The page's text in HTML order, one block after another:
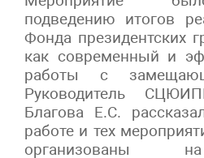
подведению итогов
Фонда президентских
как современный и
работы с
Руководитель
Благова Е.С.
работе и тех
организованы